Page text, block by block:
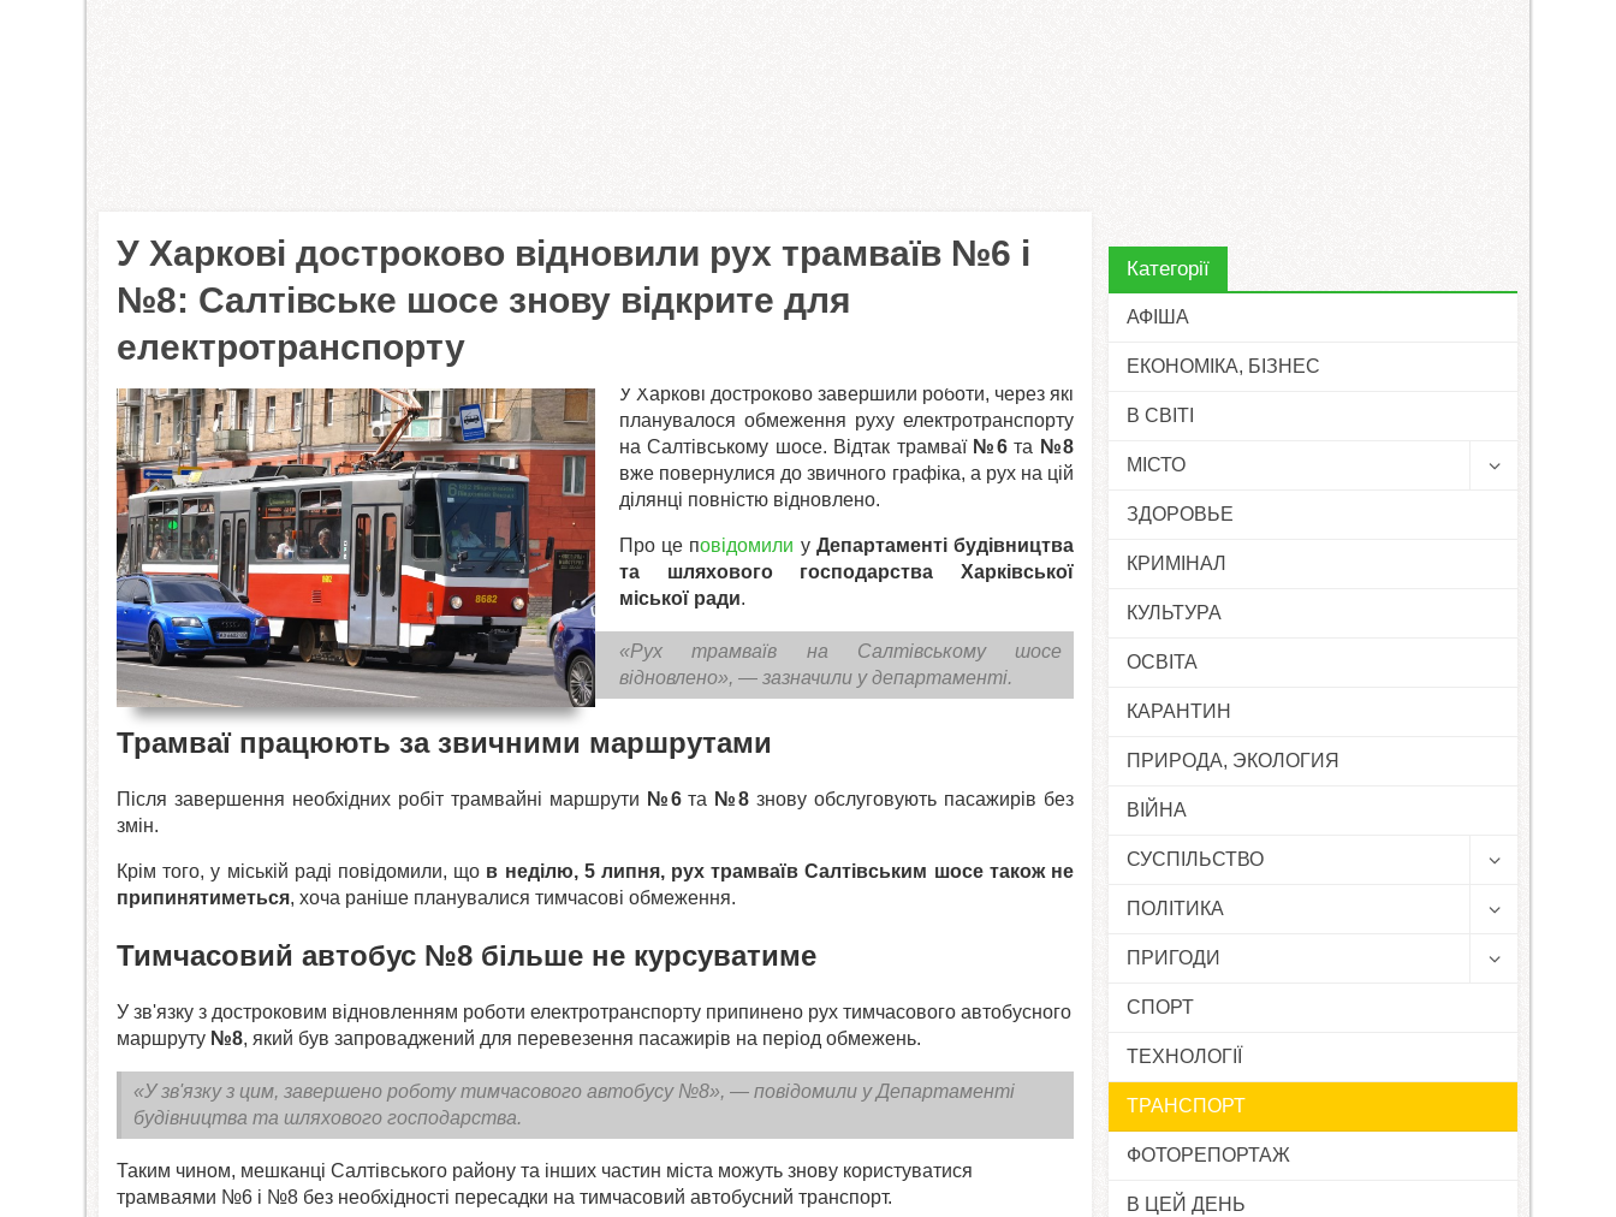
У Харкові достроково відновили рух трамваїв №6 і
№8: Салтівське шосе знову відкрите для
електротранспорту
У Харкові достроково завершили роботи, через які
планувалося обмеження руху електротранспорту
на Салтівському шосе. Відтак трамваї №6та №8
вже повернулися до звичного графіка, а рух на цій
ділянці повністю відновлено.
Про це повідомили у Департаменті будівництва
та шляхового господарства Харківської
міської ради.
«Рух трамваїв на Салтівському шосе
відновлено», — зазначили у департаменті.
Трамваї працюють за звичними маршрутами
Після завершення необхідних робіт трамвайні маршрути №6та №8 знову обслуговують пасажирів без
змін.
Крім того, у міській раді повідомили, що в неділю, 5 липня, рух трамваїв Салтівським шосе також не
припинятиметься, хоча раніше планувалися тимчасові обмеження.
Тимчасовий автобус №8 більше не курсуватиме
У зв'язку з достроковим відновленням роботи електротранспорту припинено рух тимчасового автобусного
маршруту №8, який був запроваджений для перевезення пасажирів на період обмежень.
«У зв'язку з цим, завершено роботу тимчасового автобусу №8», — повідомили у Департаменті
будівництва та шляхового господарства.
Таким чином, мешканці Салтівського району та інших частин міста можуть знову користуватися
трамваями №6 і №8 без необхідності пересадки на тимчасовий автобусний транспорт.
Категорії
АФІША
ЕКОНОМІКА, БІЗНЕС
В СВІТІ
МІСТО
ЗДОРОВЬЕ
КРИМІНАЛ
КУЛЬТУРА
ОСВІТА
КАРАНТИН
ПРИРОДА, ЭКОЛОГИЯ
ВІЙНА
СУСПІЛЬСТВО
ПОЛІТИКА
ПРИГОДИ
СПОРТ
ТЕХНОЛОГІЇ
ТРАНСПОРТ
ФОТОРЕПОРТАЖ
В ЦЕЙ ДЕНЬ